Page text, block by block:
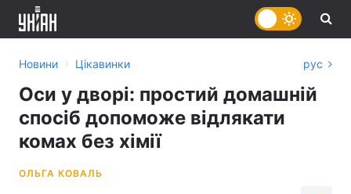
Новини › Цікавинки рус
Оси у дворі: простий домашній
спосіб допоможе відлякати
комах без хімії
ОЛЬГА КОВАЛЬ